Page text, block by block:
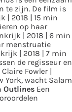
te zijn. De film is
| 2018 | 15 min
op haar
| 2018 | 6 min
menstruatie
| 2018 | 7 min
de regisseur en
Claire Fowler |
York, wacht Salam
Outlines Een